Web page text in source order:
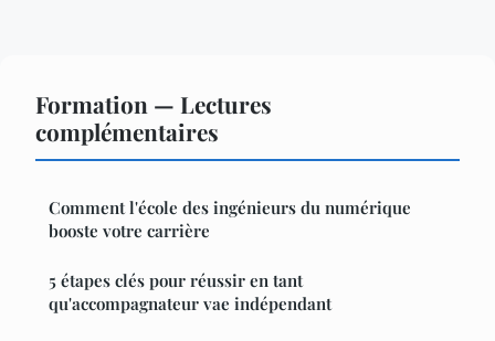
Formation — Lectures
complémentaires
Comment l'école des ingénieurs du numérique
booste votre carrière
5 étapes clés pour réussir en tant
qu'accompagnateur vae indépendant